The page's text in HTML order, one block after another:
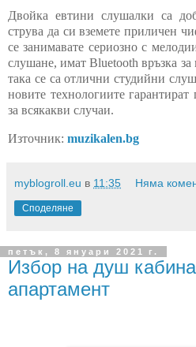
Двойка евтини слушалки са
струва да си вземете приличен
се занимавате сериозно с
слушане, имат Bluetooth връзка
така се са отлични студийни
новите технологиите
за всякакви случаи.
Източник: muzikalen.bg
myblogroll.eu в 11:35 Няма
Споделяне
петък, 8 януари 2021 г.
Избор на душ
апартамент